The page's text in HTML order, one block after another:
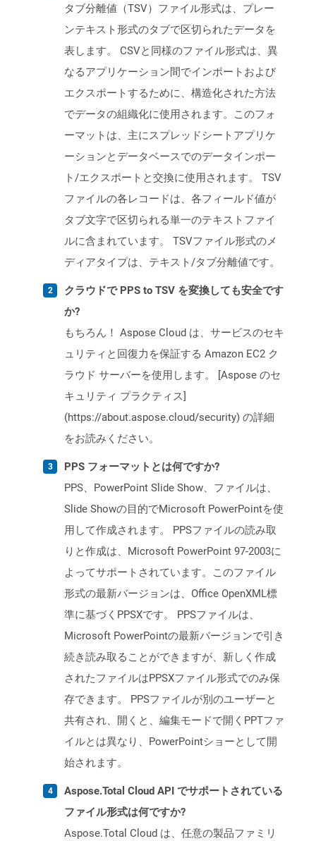
タブ分離値（TSV）ファイル形式は、プレー
ンテキスト形式のタブで区切られたデータを
表します。 CSVと同様のファイル形式は、異
なるアプリケーション間でインポートおよび
エクスポートするために、構造化された方法
でデータの組織化に使用されます。このフォ
ーマットは、主にスプレッドシートアプリケ
ーションとデータベースでのデータインポー
ト/エクスポートと交換に使用されます。 TSV
ファイルの各レコードは、各フィールド値が
タブ文字で区切られる単一のテキストファイ
ルに含まれています。 TSVファイル形式のメ
ディアタイプは、テキスト/タブ分離値です。
クラウドで PPS to TSV を変換しても安全です
か?
もちろん！ Aspose Cloud は、サービスのセキ
ュリティと回復力を保証する Amazon EC2 ク
ラウド サーバーを使用します。 [Aspose のセ
キュリティ プラクティス]
(https://about.aspose.cloud/security) の詳細
をお読みください。
PPS フォーマットとは何ですか?
PPS、PowerPoint Slide Show、ファイルは、
Slide Showの目的でMicrosoft PowerPointを使
用して作成されます。 PPSファイルの読み取
りと作成は、Microsoft PowerPoint 97-2003に
よってサポートされています。このファイル
形式の最新バージョンは、Office OpenXML標
準に基づくPPSXです。 PPSファイルは、
Microsoft PowerPointの最新バージョンで引き
続き読み取ることができますが、新しく作成
されたファイルはPPSXファイル形式でのみ保
存できます。 PPSファイルが別のユーザーと
共有され、開くと、編集モードで開くPPTファ
イルとは異なり、PowerPointショーとして開
始されます。
Aspose.Total Cloud API でサポートされている
ファイル形式は何ですか?
Aspose.Total Cloud は、任意の製品ファミリ